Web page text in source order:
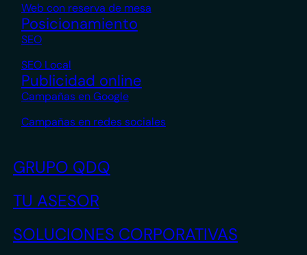
Web con reserva de mesa
Posicionamiento
SEO
SEO Local
Publicidad online
Campañas en Google
Campañas en redes sociales
GRUPO QDQ
TU ASESOR
SOLUCIONES CORPORATIVAS